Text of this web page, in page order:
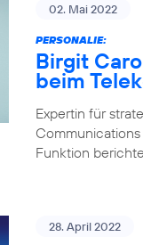
02. Mai 2022
PERSONALIE:
Birgit
beim
Expertin für
Funktion
28. April 2022